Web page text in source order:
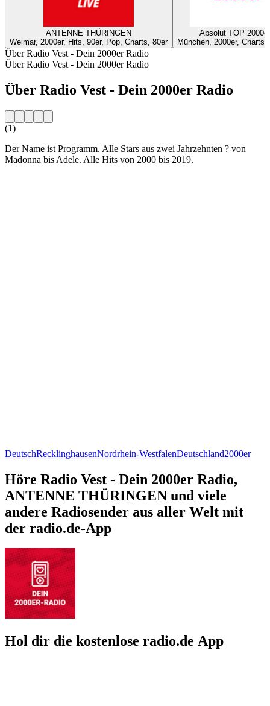
ANTENNE THÜRINGEN
Weimar, 2000er, Hits, 90er, Pop, Charts, 80er
Absolut TOP 2000er
München, 2000er, Charts,
Über Radio Vest - Dein 2000er Radio
Über Radio Vest - Dein 2000er Radio
Über Radio Vest - Dein 2000er Radio
(1)
Der Name ist Programm. Alle Stars aus zwei Jahrzehnten ? von
Madonna bis Adele. Alle Hits von 2000 bis 2019.
DeutschRecklinghausenNordrhein-WestfalenDeutschland2000er
Höre Radio Vest - Dein 2000er Radio,
ANTENNE THÜRINGEN und viele
andere Radiosender aus aller Welt mit
der radio.de-App
Hol dir die kostenlose radio.de App